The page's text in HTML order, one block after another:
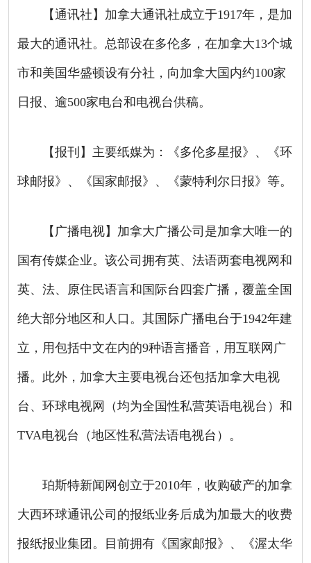
【通讯社】加拿大通讯社成立于1917年，是加
最大的通讯社。总部设在多伦多，在加拿大13个城
市和美国华盛顿设有分社，向加拿大国内约100家
日报、逾500家电台和电视台供稿。
【报刊】主要纸媒为：《多伦多星报》、《环
球邮报》、《国家邮报》、《蒙特利尔日报》等。
【广播电视】加拿大广播公司是加拿大唯一的
国有传媒企业。该公司拥有英、法语两套电视网和
英、法、原住民语言和国际台四套广播，覆盖全国
绝大部分地区和人口。其国际广播电台于1942年建
立，用包括中文在内的9种语言播音，用互联网广
播。此外，加拿大主要电视台还包括加拿大电视
台、环球电视网（均为全国性私营英语电视台）和
TVA电视台（地区性私营法语电视台）。
珀斯特新闻网创立于2010年，收购破产的加拿
大西环球通讯公司的报纸业务后成为加最大的收费
报纸报业集团。目前拥有《国家邮报》、《渥太华